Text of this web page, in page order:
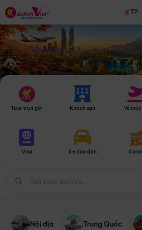
TP.
Tour trọn gói Khách sạn Vé
Visa Xe đưa đón
Nội địa Trung Quốc